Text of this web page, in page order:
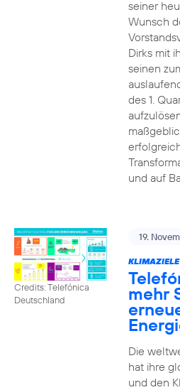
seiner
Wunsch
Dirks mit
seinen
des 1.
und auf
Credits: Telefónica
Deutschland
19.
mehr
Die
hat ihre
und den